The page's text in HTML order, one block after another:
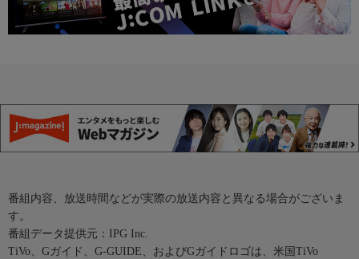
番組内容、放送時間などが実際の放送内容と異なる場合がございま
す。
番組データ提供元：IPG Inc.
TiVo、Gガイド、G-GUIDE、およびGガイドロゴは、米国TiVo